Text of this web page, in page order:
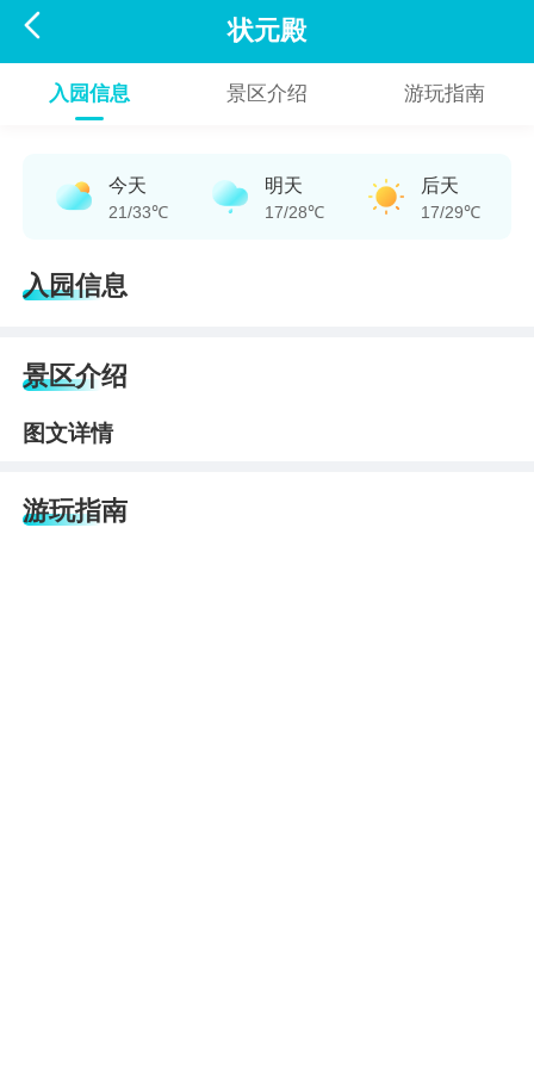
 状元殿
入园信息 景区介绍 游玩指南
今天
21/33℃
明天
17/28℃
后天
17/29℃
入园信息
景区介绍
图文详情
游玩指南